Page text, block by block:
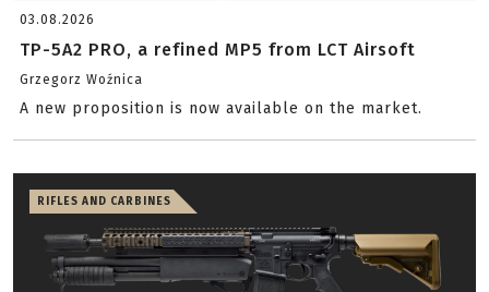
03.08.2026
TP-5A2 PRO, a refined MP5 from LCT Airsoft
Grzegorz Woźnica
A new proposition is now available on the market.
RIFLES AND CARBINES